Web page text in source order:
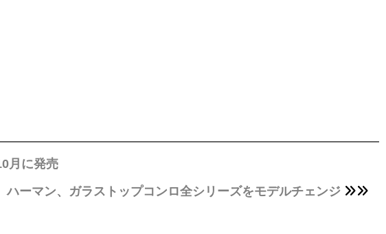
月に発売
ハーマン、ガラストップコンロ全シリーズをモデルチェンジ